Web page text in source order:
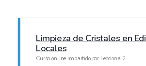
Limpieza de Cristales en
Locales
Curso online impartido por Lecciona 2